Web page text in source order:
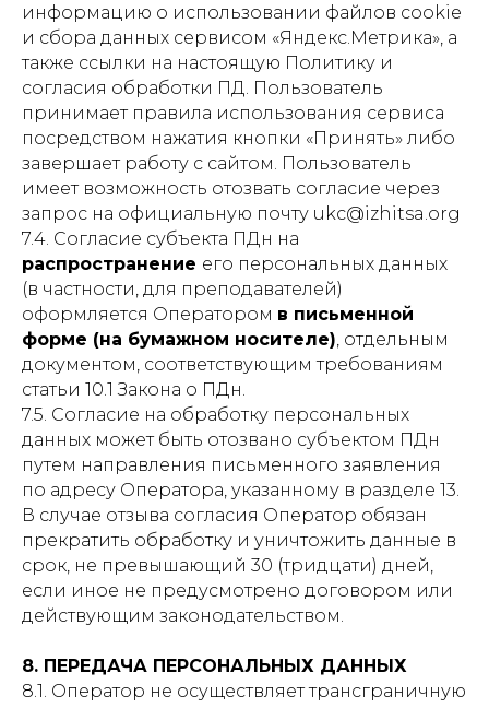
информацию о использовании файлов cookie
и сбора данных сервисом «Яндекс.Метрика», а
также ссылки на настоящую Политику и
согласия обработки ПД. Пользователь
принимает правила использования сервиса
посредством нажатия кнопки «Принять» либо
завершает работу с сайтом. Пользователь
имеет возможность отозвать согласие через
запрос на официальную почту ukc@izhitsa.org
7.4. Согласие субъекта ПДн на
распространение его персональных данных
(в частности, для преподавателей)
оформляется Оператором в письменной
форме (на бумажном носителе), отдельным
документом, соответствующим требованиям
статьи 10.1 Закона о ПДн.
7.5. Согласие на обработку персональных
данных может быть отозвано субъектом ПДн
путем направления письменного заявления
по адресу Оператора, указанному в разделе 13.
В случае отзыва согласия Оператор обязан
прекратить обработку и уничтожить данные в
срок, не превышающий 30 (тридцати) дней,
если иное не предусмотрено договором или
действующим законодательством.
8. ПЕРЕДАЧА ПЕРСОНАЛЬНЫХ ДАННЫХ
8.1. Оператор не осуществляет трансграничную